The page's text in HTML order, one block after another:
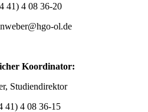
41) 4 08 36-20
ol.de
Koordinator:
Studiendirektor
41) 4 08 36-15